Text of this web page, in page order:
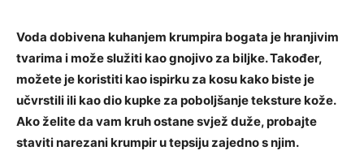
Voda dobivena kuhanjem krumpira bogata je hranjivim
tvarima i može služiti kao gnojivo za biljke. Također,
možete je koristiti kao ispirku za kosu kako biste je
učvrstili ili kao dio kupke za poboljšanje teksture kože.
Ako želite da vam kruh ostane svjež duže, probajte
staviti narezani krumpir u tepsiju zajedno s njim.